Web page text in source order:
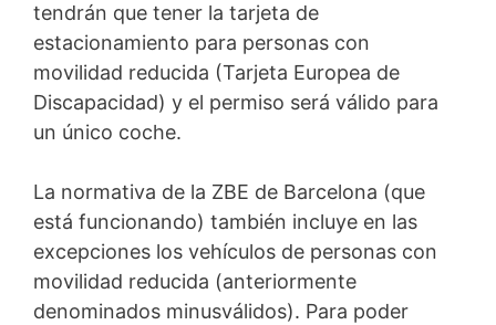
tendrán que tener la tarjeta de
estacionamiento para personas con
movilidad reducida (Tarjeta Europea de
Discapacidad) y el permiso será válido para
un único coche.
La normativa de la ZBE de Barcelona (que
está funcionando) también incluye en las
excepciones los vehículos de personas con
movilidad reducida (anteriormente
denominados minusválidos). Para poder